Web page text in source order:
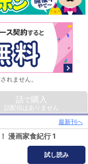
れません。
話で購入
話配信はありません
最新刊へ
漫画家食紀行 1
試し読み